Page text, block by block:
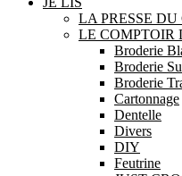
LA PRESSE
LE COMPTOIR
Broderie
Broderie
Broderie
Cartonnage
Dentelle
Divers
DIY
Feutrine